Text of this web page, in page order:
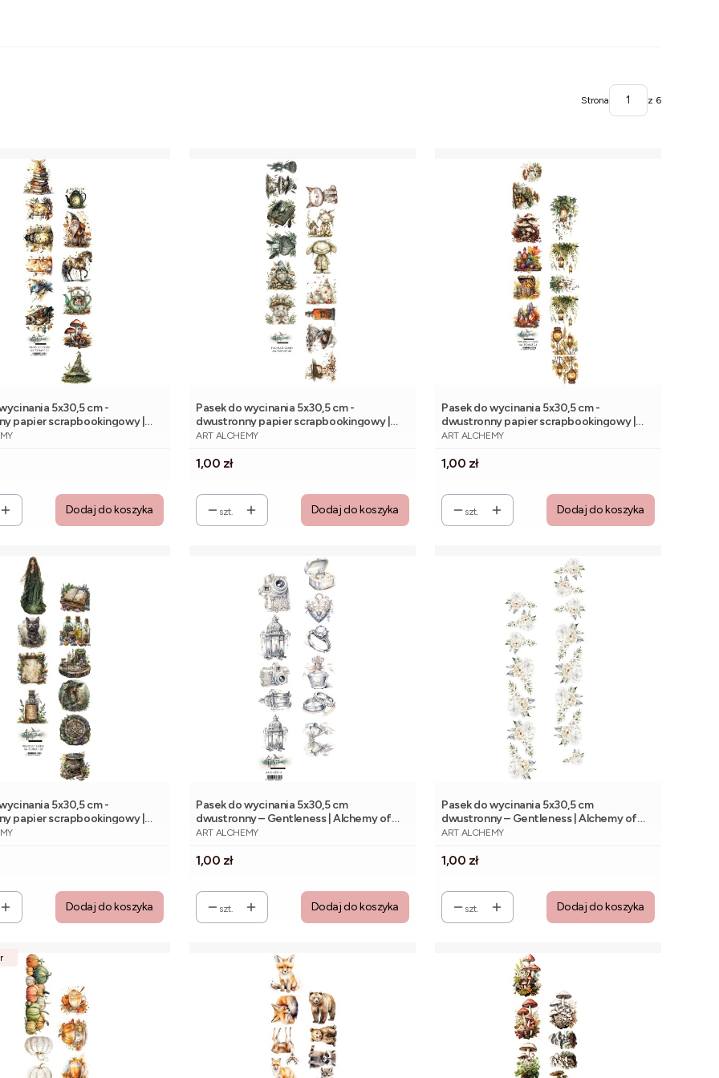
Strona z 6
5x30,5 cm -
papier scrapbookingowy |
Art
Dodaj do koszyka
Pasek do wycinania 5x30,5 cm -
dwustronny papier scrapbookingowy |
Alchemy of Art
PRODUCENT
ART ALCHEMY
Cena
1,00 zł
szt. Dodaj do koszyka
Pasek do wycinania 5x30,5 cm -
dwustronny papier scrapbookingowy |
Alchemy of Art
PRODUCENT
ART ALCHEMY
Cena
1,00 zł
szt. Dodaj do koszyka
5x30,5 cm -
papier scrapbookingowy |
Art
Dodaj do koszyka
Pasek do wycinania 5x30,5 cm
dwustronny – Gentleness | Alchemy of
Art
PRODUCENT
ART ALCHEMY
Cena
1,00 zł
szt. Dodaj do koszyka
Pasek do wycinania 5x30,5 cm
dwustronny – Gentleness | Alchemy of
Art
PRODUCENT
ART ALCHEMY
Cena
1,00 zł
szt. Dodaj do koszyka